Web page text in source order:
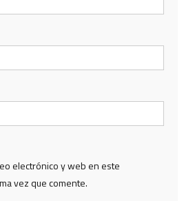
electrónico y web en este
vez que comente.